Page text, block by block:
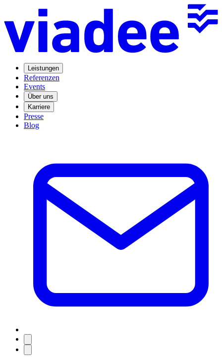
Leistungen
Referenzen
Events
Über uns
Karriere
Presse
Blog